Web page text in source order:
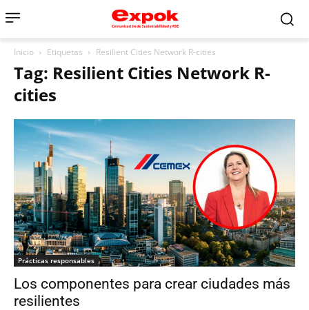
Inicio Etiquetas Resilient Cities Network R-cities
Tag: Resilient Cities Network R-
cities
Prácticas responsables
Los componentes para crear ciudades más
resilientes